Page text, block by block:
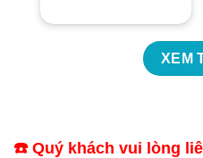
XEM
☎️ Quý khách vui lòng